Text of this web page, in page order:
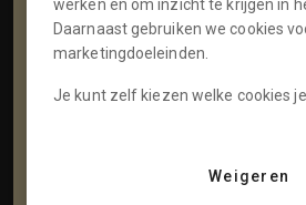
Voornaam
werken en om inzicht te krijgen in
Daarnaast gebruiken we cookies
marketingdoeleinden.
Je kunt zelf kiezen welke cookies
Weigeren